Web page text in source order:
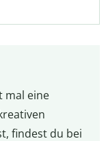
mal eine
findest du bei